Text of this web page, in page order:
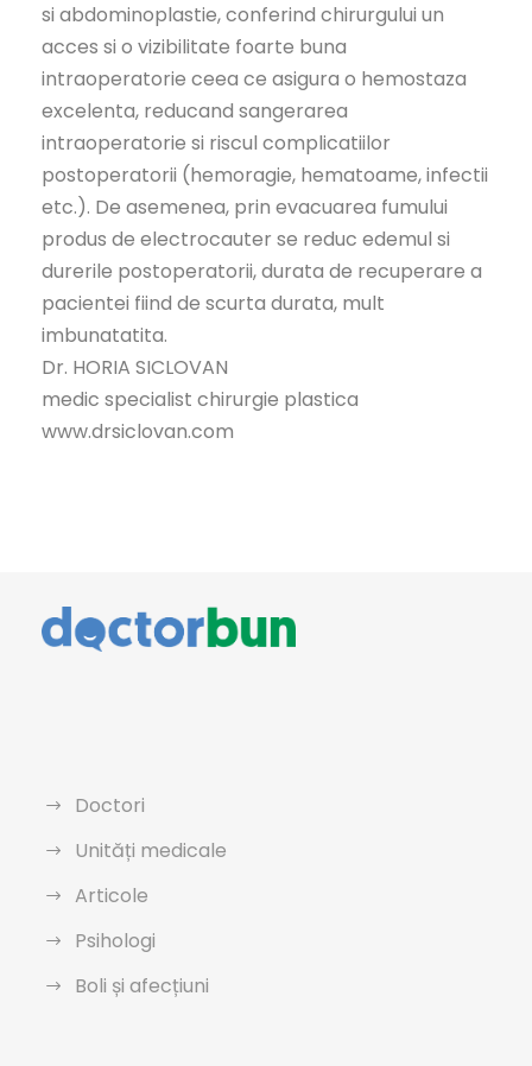
si abdominoplastie, conferind chirurgului un
acces si o vizibilitate foarte buna
intraoperatorie ceea ce asigura o hemostaza
excelenta, reducand sangerarea
intraoperatorie si riscul complicatiilor
postoperatorii (hemoragie, hematoame, infectii
etc.). De asemenea, prin evacuarea fumului
produs de electrocauter se reduc edemul si
durerile postoperatorii, durata de recuperare a
pacientei fiind de scurta durata, mult
imbunatatita.
Dr. HORIA SICLOVAN
medic specialist chirurgie plastica
www.drsiclovan.com
Doctori
Unități medicale
Articole
Psihologi
Boli și afecțiuni